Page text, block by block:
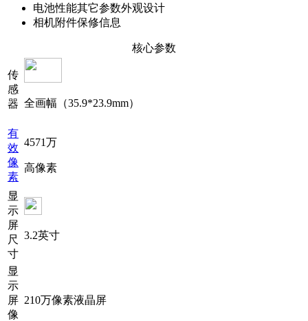
电池性能其它参数外观设计
相机附件保修信息
核心参数
传
感
器 全画幅（35.9*23.9mm）
有
效
像
素
4571万
高像素
显
示
屏
尺
寸
3.2英寸
显
示
屏
像
210万像素液晶屏